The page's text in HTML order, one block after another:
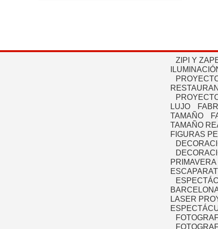
ZIPI Y
LUJO
TAMAÑO
TAMAÑO
FIGURAS
PRIMAVERA
LASER